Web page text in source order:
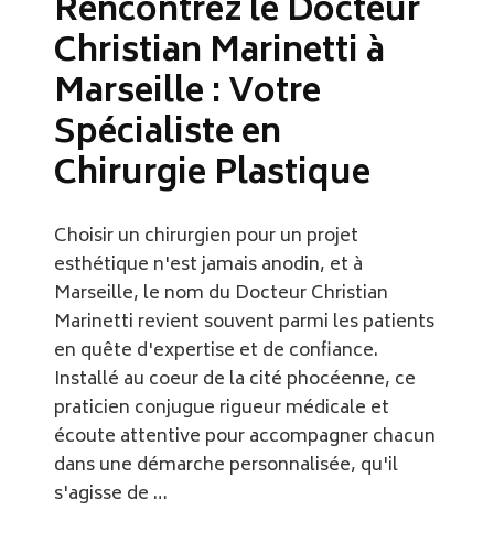
Rencontrez le Docteur
Christian Marinetti à
Marseille : Votre
Spécialiste en
Chirurgie Plastique
Choisir un chirurgien pour un projet
esthétique n'est jamais anodin, et à
Marseille, le nom du Docteur Christian
Marinetti revient souvent parmi les patients
en quête d'expertise et de confiance.
Installé au coeur de la cité phocéenne, ce
praticien conjugue rigueur médicale et
écoute attentive pour accompagner chacun
dans une démarche personnalisée, qu'il
s'agisse de …